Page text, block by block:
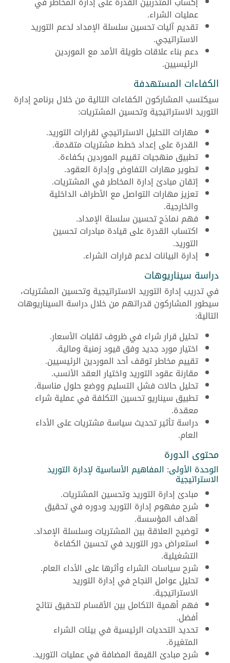
عمليات الشراء.
تقديم آليات تحسين سلسلة الإمداد لدعم التوريد
الاستراتيجي.
دعم بناء علاقات طويلة الأمد مع الموردين
الرئيسيين.
الكفاءات المستهدفة
سيكتسب المشاركون الكفاءات التالية من خلال برنامج إدارة
التوريد الاستراتيجية وتحسين المشتريات:
مهارات التحليل الاستراتيجي لقرارات التوريد.
القدرة على إعداد خطط مشتريات متقدمة.
تطبيق منهجيات تقييم الموردين بكفاءة.
تطوير مهارات التفاوض وإدارة العقود.
إتقان مبادئ إدارة المخاطر في المشتريات.
تعزيز مهارات التواصل مع الأطراف الداخلية
والخارجية.
فهم نماذج تحسين سلسلة الإمداد.
اكتساب القدرة على قيادة مبادرات تحسين
التوريد.
إدارة البيانات لدعم قرارات الشراء.
دراسة سيناريوهات
في تدريب إدارة التوريد الاستراتيجية وتحسين المشتريات،
سيطور المشاركون قدراتهم من خلال دراسة السيناريوهات
التالية:
تحليل قرار شراء في ظروف تقلبات الأسعار.
اختيار مورد جديد وفق قيود زمنية ومالية.
تقييم مخاطر توقف أحد الموردين الرئيسيين.
مقارنة عقود التوريد واختيار العقد الأنسب.
تحليل حالات فشل التسليم ووضع حلول مناسبة.
تطبيق سيناريو تحسين التكلفة في عملية شراء
معقدة.
دراسة تأثير تحديث سياسة مشتريات على الأداء
العام.
محتوى الدورة
الوحدة الأولى: المفاهيم الأساسية لإدارة التوريد
الاستراتيجية
مبادئ إدارة التوريد وتحسين المشتريات.
شرح مفهوم إدارة التوريد ودوره في تحقيق
أهداف المؤسسة.
توضيح العلاقة بين المشتريات وسلسلة الإمداد.
استعراض دور التوريد في تحسين الكفاءة
التشغيلية.
شرح سياسات الشراء وأثرها على الأداء العام.
تحليل عوامل النجاح في إدارة التوريد
الاستراتيجية.
فهم أهمية التكامل بين الأقسام لتحقيق نتائج
أفضل.
تحديد التحديات الرئيسية في بيئات الشراء
المتغيرة.
شرح مبادئ القيمة المضافة في عمليات التوريد.